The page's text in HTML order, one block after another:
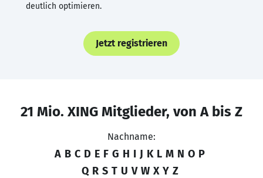
deutlich optimieren.
Jetzt registrieren
21 Mio. XING Mitglieder, von A bis Z
Nachname:
A B C D E F G H I J K L M N O P
Q R S T U V W X Y Z